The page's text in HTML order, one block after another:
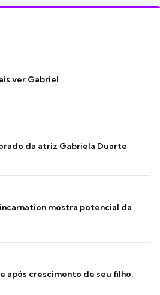
ver Gabriel
da atriz Gabriela Duarte
mostra potencial da
após crescimento de seu filho,